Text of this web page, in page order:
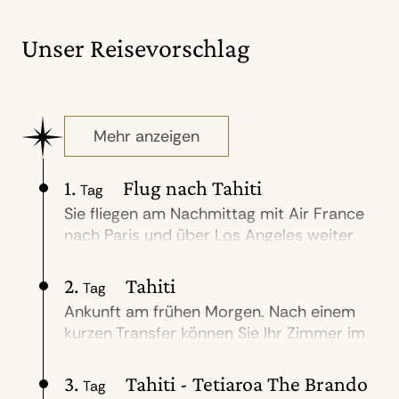
Unser Reisevorschlag
Mehr anzeigen
1. Tag Flug nach Tahiti
Sie fliegen am Nachmittag mit Air France
nach Paris und über Los Angeles weiter
2. Tag Tahiti
Ankunft am frühen Morgen. Nach einem
kurzen Transfer können Sie Ihr Zimmer im
Nach einer Erfrischungspause werden Sie
3. Tag Tahiti - Tetiaroa The Brando